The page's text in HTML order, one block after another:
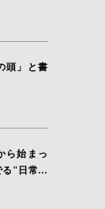
頭」と書
ら始まっ
る"日常の